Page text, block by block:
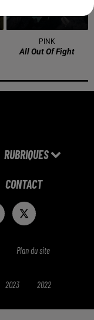
PINK
All Out Of Fight
RUBRIQUES
CONTACT
Plan du site
2023 2022